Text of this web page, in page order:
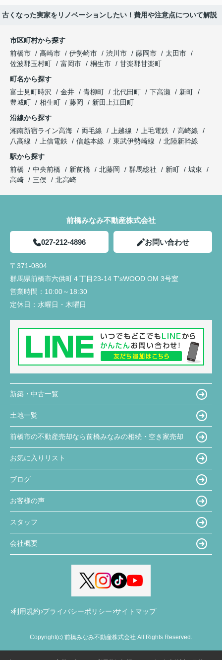
古くなった実家をリノベーションしたい！費用や注意点について解説
市区町村から探す
前橋市
高崎市 伊勢崎市 渋川市 藤岡市
太田市
佐波郡玉村町
富岡市 桐生市
甘楽郡甘楽町
町名から探す
富士見町時沢
金井 青柳町 北代田町 下高瀬
新町
豊城町
相生町 藤岡
新田上江田町
沿線から探す
湘南新宿ライン高海
両毛線 上越線 上毛電鉄
高崎線
八高線
上信電鉄 信越本線 東武伊勢崎線
北陸新幹線
駅から探す
前橋
中央前橋 新前橋 北藤岡 群馬総社 新町
城東
高崎
三俣 北高崎
前橋みなみ不動産株式会社
027-212-4896 お問い合わせ
〒371-0804
群馬県前橋市六供町４丁目23‐14 T'sWOOD OM 3号室
営業時間： 10:00～18:30
定休日： 水曜日・木曜日
新築・中古一覧
土地一覧
前橋市の不動産売却なら前橋みなみの相続・空き家売却
お気に入りリスト
ブログ
お客様の声
スタッフ
会社概要
利用規約 プライバシーポリシー サイトマップ
Copyright(c) 前橋みなみ不動産株式会社 All Rights Reserved.